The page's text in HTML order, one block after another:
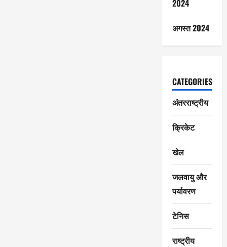
2024
अगस्त 2024
CATEGORIES
अंतरराष्ट्रीय
क्रिकेट
खेल
जलवायु और
पर्यावरण
टेनिस
राष्ट्रीय